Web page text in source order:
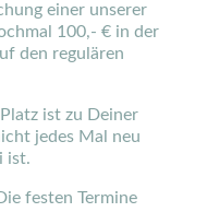
einer unserer
100,- € in der
den regulären
ist zu Deiner
jedes Mal neu
ist.
festen Termine